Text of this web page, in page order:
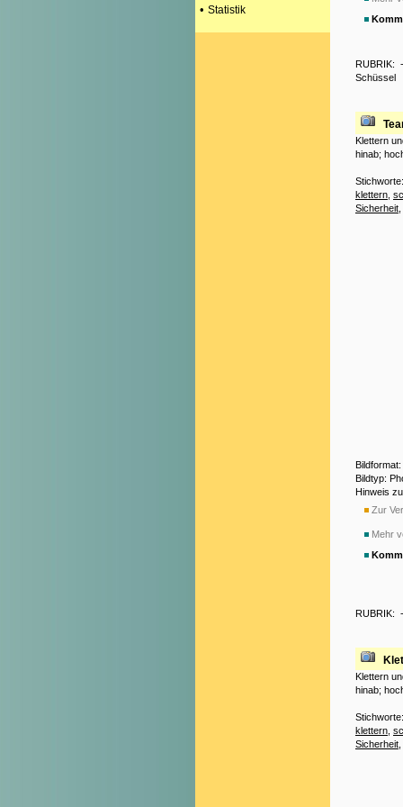
• Statistik
RUBRIK:
Schüssel
Klettern
hinab;
klettern
Sicherheit
Bildtyp:
Hinweis
Zur
Mehr
RUBRIK:
Klettern
hinab;
klettern
Sicherheit